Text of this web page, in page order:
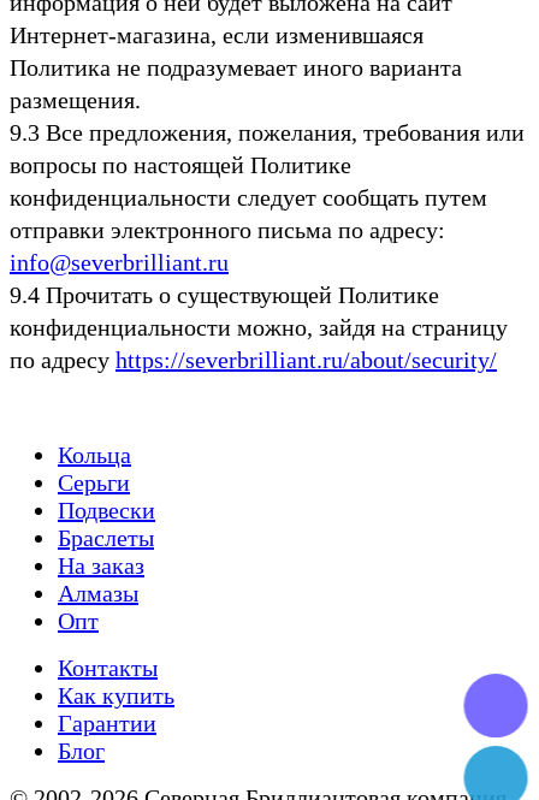
Интернет-магазина, если изменившаяся
Политика не подразумевает иного варианта
размещения.
9.3 Все предложения, пожелания, требования или
вопросы по настоящей Политике
конфиденциальности следует сообщать путем
отправки электронного письма по адресу:
info@severbrilliant.ru
9.4 Прочитать о существующей Политике
конфиденциальности можно, зайдя на страницу
по адресу https://severbrilliant.ru/about/security/
Кольца
Серьги
Подвески
Браслеты
На заказ
Алмазы
Опт
Контакты
Как купить
Гарантии
Блог